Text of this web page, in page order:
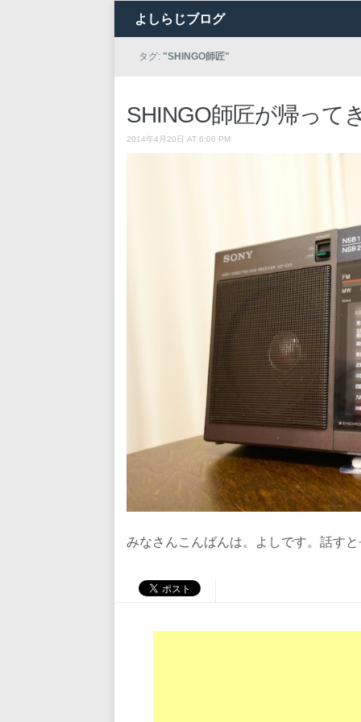
よしらじブログ
タグ: "SHINGO師匠"
SHINGO師匠が帰って
2014年4月20日 AT 6:00 PM
みなさんこんばんは。よしです。話す